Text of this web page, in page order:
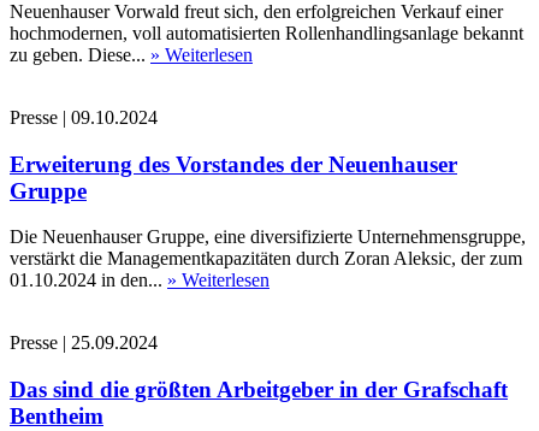
Neuenhauser Vorwald freut sich, den erfolgreichen Verkauf einer
hochmodernen, voll automatisierten Rollenhandlingsanlage bekannt
zu geben. Diese... » Weiterlesen
Presse | 09.10.2024
Erweiterung des Vorstandes der Neuenhauser
Gruppe
Die Neuenhauser Gruppe, eine diversifizierte Unternehmensgruppe,
verstärkt die Managementkapazitäten durch Zoran Aleksic, der zum
01.10.2024 in den... » Weiterlesen
Presse | 25.09.2024
Das sind die größten Arbeitgeber in der Grafschaft
Bentheim